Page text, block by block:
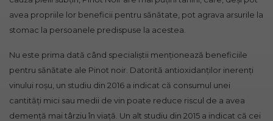
avea propriile lor beneficii pentru sănătate, pot agrava arsurile la
stomac la persoanele predispuse la acestea.
Nu este prima dată când specialiștii menționează beneficiile
pentru sănătate ale Pinot noir. Datorită antioxidanților inerenți
vinului roșu, un studiu din 2016 a indicat că consumul unei
cantități mici sau medii de vin poate reduce riscul de a avea
demență mai târziu în viață. Un alt studiu din 2015 a indicat că cei